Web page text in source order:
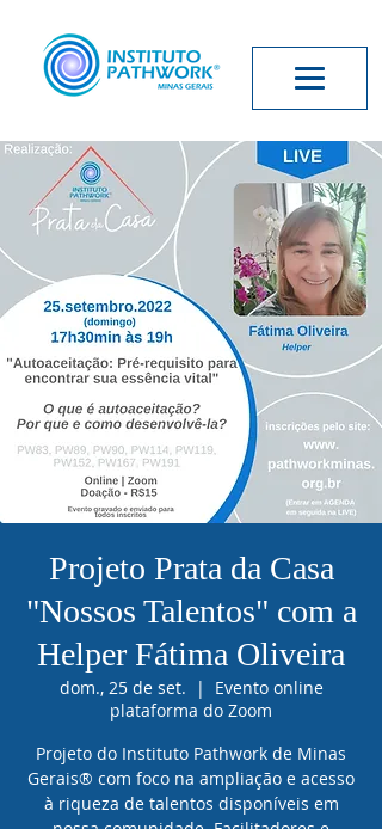
Projeto Prata da Casa
"Nossos Talentos" com a
Helper Fátima Oliveira
dom., 25 de set.
  |
Evento online
plataforma do Zoom
Projeto do Instituto Pathwork de Minas
Gerais® com foco na ampliação e acesso
à riqueza de talentos disponíveis em